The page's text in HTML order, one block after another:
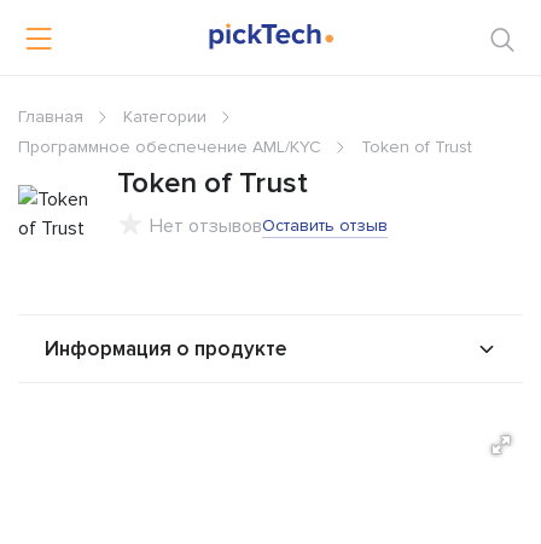
Главная
Категории
Программное обеспечение AML/KYC
Token of Trust
Token of Trust
Нет отзывовОставить отзыв
Информация о продукте